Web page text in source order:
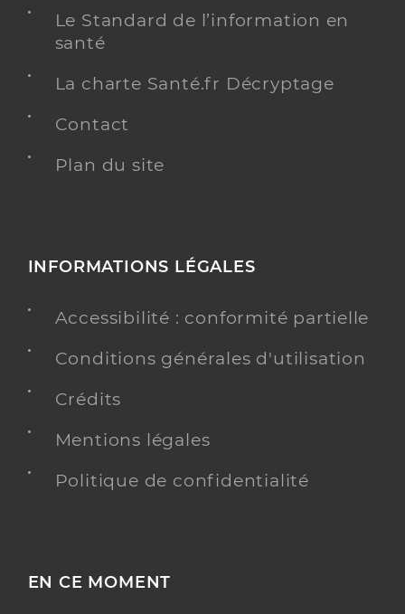
Le Standard de l’information en
santé
La charte Santé.fr Décryptage
Contact
Plan du site
INFORMATIONS LÉGALES
Accessibilité : conformité partielle
Conditions générales d'utilisation
Crédits
Mentions légales
Politique de confidentialité
EN CE MOMENT